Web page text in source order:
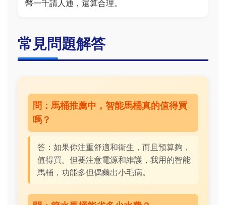
幣一千請人通，還算合理。
常見問題解答
問：馬桶推薦中，智能馬桶真的值得買
嗎？
答：如果你注重舒適和衛生，而且預算夠，
值得買。但要注意電源和維護，我用的智能
馬桶，功能多但偶爾出小毛病。